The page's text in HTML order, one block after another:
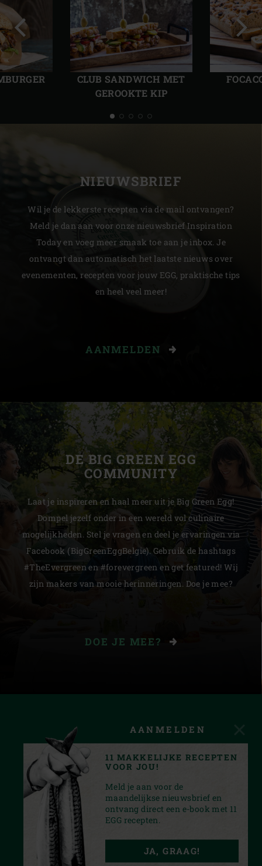
CLUB SANDWICH MET
GEROOKTE KIP
Vorige
slide
slide
NIEUWSBRIEF
Wil je de lekkerste recepten via de mail ontvangen?
Meld je dan aan voor onze nieuwsbrief Inspiration
Today en voeg meer smaak toe aan je inbox. Je
ontvangt dan automatisch het laatste nieuws over
evenementen, recepten voor jouw EGG, praktische tips
en heel veel meer!
AANMELDEN
DE BIG GREEN EGG
COMMUNITY
Laat je inspireren en haal meer uit je Big Green Egg!
Dompel jezelf onder in een wereld vol culinaire
mogelijkheden. Stel je vragen en deel je ervaringen via
Facebook (BigGreenEggBelgie). Gebruik de hashtags
#TheEvergreen en #forevergreen en get featured! Wij
zijn makers van mooie herinneringen. Doe je mee?
DOE JE MEE?
AANMELDEN
11 MAKKELIJKE RECEPTEN
VOOR JOU!
Meld je aan voor de
maandelijkse nieuwsbrief en
ontvang direct een e-book met 11
EGG recepten.
JA, GRAAG!